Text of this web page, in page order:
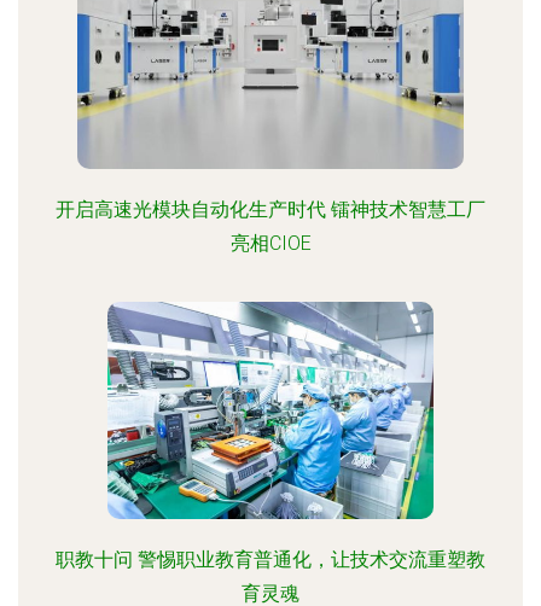
开启高速光模块自动化生产时代 镭神技术智慧工厂
亮相CIOE
职教十问 警惕职业教育普通化，让技术交流重塑教
育灵魂